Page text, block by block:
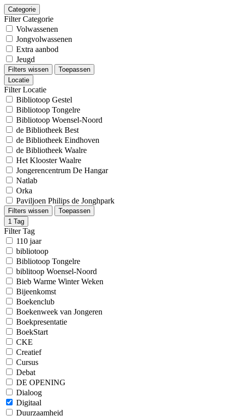
Categorie
Filter Categorie
Volwassenen
Jongvolwassenen
Extra aanbod
Jeugd
Filters wissen
Toepassen
Locatie
Filter Locatie
Bibliotoop Gestel
Bibliotoop Tongelre
Bibliotoop Woensel-Noord
de Bibliotheek Best
de Bibliotheek Eindhoven
de Bibliotheek Waalre
Het Klooster Waalre
Jongerencentrum De Hangar
Natlab
Orka
Paviljoen Philips de Jonghpark
Filters wissen
Toepassen
1 Tag
Filter Tag
110 jaar
bibliotoop
Bibliotoop Tongelre
biblitoop Woensel-Noord
Bieb Warme Winter Weken
Bijeenkomst
Boekenclub
Boekenweek van Jongeren
Boekpresentatie
BoekStart
CKE
Creatief
Cursus
Debat
DE OPENING
Dialoog
Digitaal
Duurzaamheid